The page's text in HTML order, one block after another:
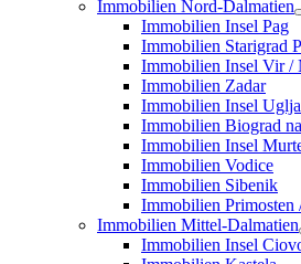
Immobilien Nord-Dalmatien
Immobilien Insel Pag
Immobilien Starigrad
Immobilien Insel Vir /
Immobilien Zadar
Immobilien Insel
Immobilien Biograd
Immobilien Insel
Immobilien Vodice
Immobilien Sibenik
Immobilien Primosten
Immobilien Mittel-Dalmatien
Immobilien Insel